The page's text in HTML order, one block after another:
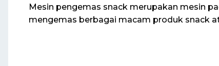
Mesin pengemas snack merupakan mesin
mengemas berbagai macam produk snack